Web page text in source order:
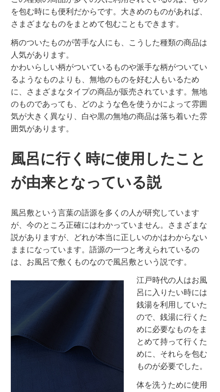
を包む時にも便利だからです。大きめのものがあれば、
さまざまなものをまとめて包むこともできます。
柄のついたものが苦手な人にも、こうした種類の商品は
人気があります。
かわいらしい柄がついているものや派手な柄がついてい
るようなものよりも、無地のものを好む人もいるため
に、さまざまなタイプの商品が販売されています。無地
のものであっても、どのような色を使うかによって雰囲
気が大きく異なり、白や黒の無地の商品は落ち着いた雰
囲気があります。
風呂に行く時に使用したこと
が由来となっている説
風呂敷という言葉の語源を多くの人が研究しています
が、今のところ正確にはわかっていません。さまざまな
説がありますが、どれが本当に正しいのかはわからない
ままになっています。語源の一つと考えられているの
は、お風呂で敷くものなので風呂敷という説です。
江戸時代の人はお風
呂に入りたい時には
銭湯を利用していた
ので、銭湯に行くた
めに必要なものをま
とめて持って行くた
めに、それらを包む
ものが必要でした。
体を洗うために使用